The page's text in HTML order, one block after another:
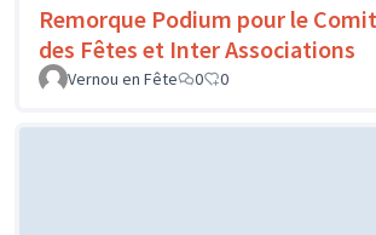
Remorque Podium pour le
des Fêtes et Inter Associations
Vernou en Fête
0 0